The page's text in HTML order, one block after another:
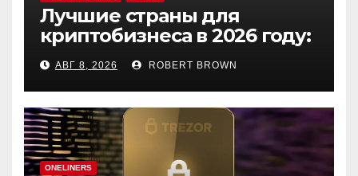
Лучшие страны для
криптобизнеса в 2026 году:
выбор экспертов
АВГ 8, 2026 ROBERT BROWN
ONELINERS